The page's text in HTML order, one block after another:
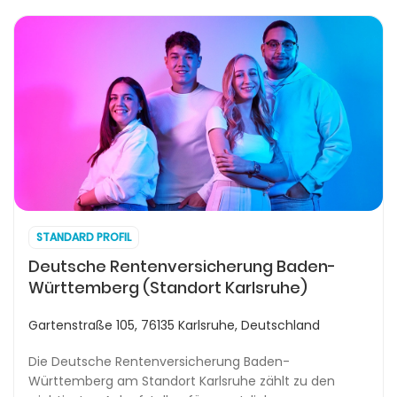
STANDARD PROFIL
Deutsche Rentenversicherung Baden-
Württemberg (Standort Karlsruhe)
Gartenstraße 105, 76135 Karlsruhe, Deutschland
Die Deutsche Rentenversicherung Baden-
Württemberg am Standort Karlsruhe zählt zu den